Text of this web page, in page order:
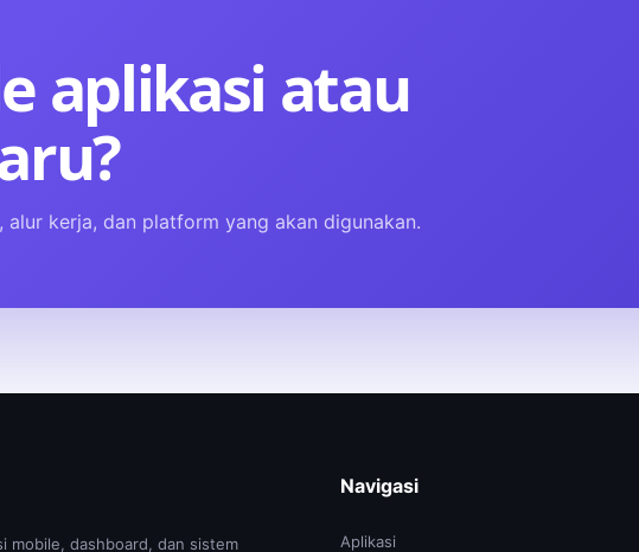
aplikasi atau
alur kerja, dan platform yang akan digunakan.
mobile, dashboard, dan sistem
Navigasi
Aplikasi